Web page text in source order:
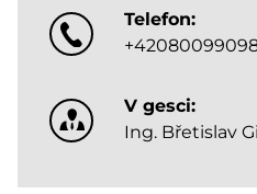
Telefon:
V gesci:
Ing. Břetislav